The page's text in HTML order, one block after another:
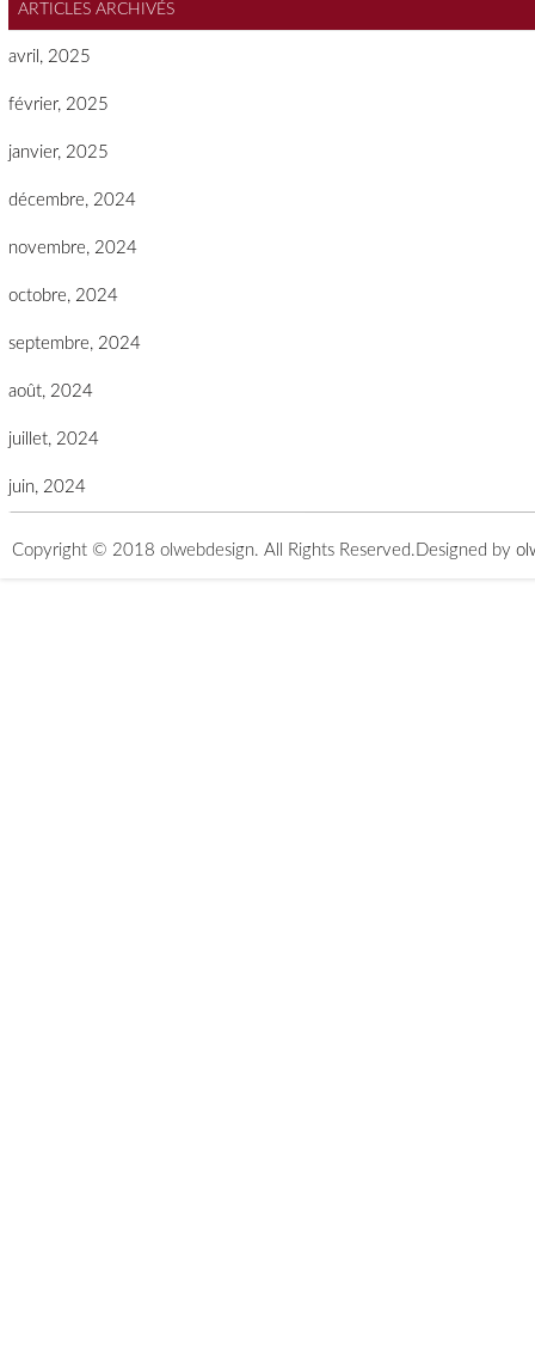
ARTICLES ARCHIVÉS
avril, 2025
février, 2025
janvier, 2025
décembre, 2024
novembre, 2024
octobre, 2024
septembre, 2024
août, 2024
juillet, 2024
juin, 2024
Copyright © 2018 olwebdesign. All Rights Reserved. Designed by